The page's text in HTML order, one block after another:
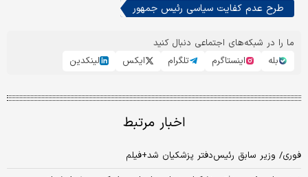
طرح عدم کفایت سیاسی رئیس جمهور
ما را در شبکه‌های اجتماعی دنبال کنید
بله
اینستاگرم تلگرام ایکس لینکدین
اخبار مرتبط
فوری/ وزیر سابق رئیس‌دفتر پزشکیان شد+فیلم